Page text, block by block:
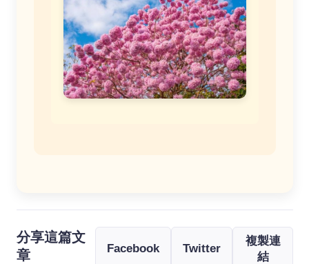
分享這篇文
章
Facebook Twitter
複製連
結